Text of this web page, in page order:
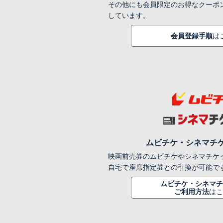
その他にも会員限定のお得なクーポ
しています。
会員登録手順は
ムビチケ・シネマチ
映画前売券のムビチケやシネマチケ
自宅で座席指定券との引換が可能で
ムビチケ・シネマ
ご利用方法は